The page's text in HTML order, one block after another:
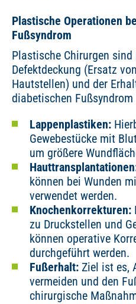
Plastische Operationen
Fußsyndrom
Plastische Chirurgen
Defektdeckung (Ersatz
Hautstellen) und der
diabetischen
Lappenplastiken:
Gewebestücke mit
um größere
können bei Wunden
verwendet werden.
Knochenkorrekturen:
zu Druckstellen und
können operative
durchgeführt werden.
Fußerhalt: Ziel ist es,
vermeiden und den
chirurgische